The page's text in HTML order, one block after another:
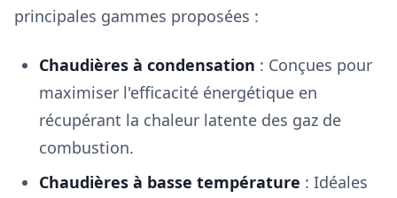
principales gammes proposées :
Chaudières à condensation : Conçues pour
maximiser l'efficacité énergétique en
récupérant la chaleur latente des gaz de
combustion.
Chaudières à basse température : Idéales